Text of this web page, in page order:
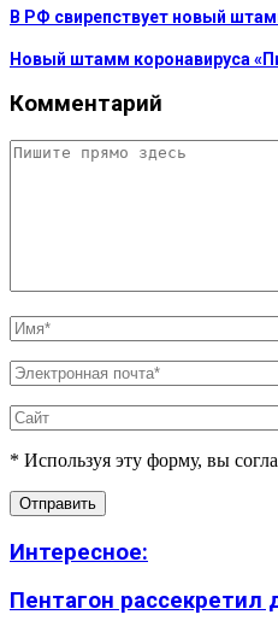
В РФ свирепствует новый
Новый штамм коронавируса
Комментарий
* Используя эту форму, вы
Интересное:
Пентагон